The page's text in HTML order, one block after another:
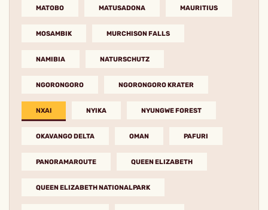
MATOBO MATUSADONA MAURITIUS
MOSAMBIK MURCHISON FALLS
NAMIBIA NATURSCHUTZ
NGORONGORO NGORONGORO KRATER
NXAI NYIKA NYUNGWE FOREST
OKAVANGO DELTA OMAN PAFURI
PANORAMAROUTE QUEEN ELIZABETH
QUEEN ELIZABETH NATIONALPARK